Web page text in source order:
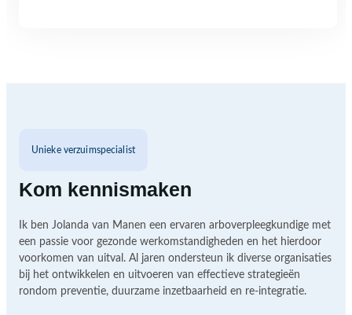
Unieke verzuimspecialist
Kom kennismaken
Ik ben Jolanda van Manen een ervaren arboverpleegkundige met
een passie voor gezonde werkomstandigheden en het hierdoor
voorkomen van uitval. Al jaren ondersteun ik diverse organisaties
bij het ontwikkelen en uitvoeren van effectieve strategieën
rondom preventie, duurzame inzetbaarheid en re-integratie.